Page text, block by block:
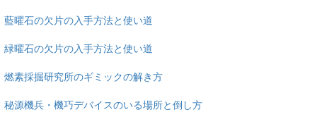
藍曜石の欠片の入手方法と使い道
緑曜石の欠片の入手方法と使い道
燃素採掘研究所のギミックの解き方
秘源機兵・機巧デバイスのいる場所と倒し方